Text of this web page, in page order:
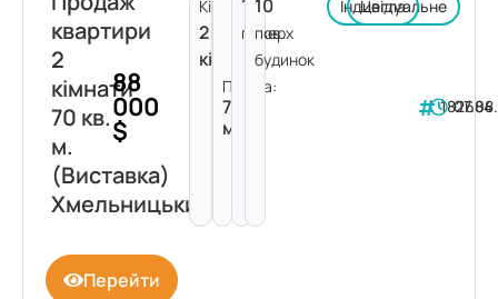
квартири
2
кімнати
70 кв.
м.
(Виставка)
Хмельницький
88
000
$
Кімнат:
2
кімнати
Площа:
70
м²
1
поверх
10
пов.
будинок
Індивідуальне
Цегла
182684
Перейти